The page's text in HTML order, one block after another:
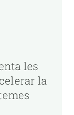
les
la